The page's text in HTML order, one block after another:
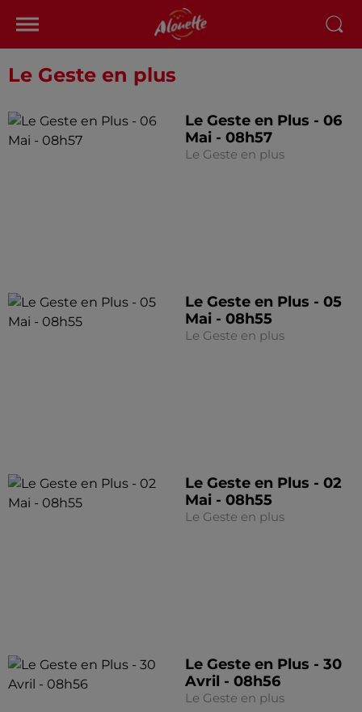
Le Geste en plus
Le Geste en Plus - 06
Mai - 08h57
Le Geste en plus
Le Geste en Plus - 05
Mai - 08h55
Le Geste en plus
Le Geste en Plus - 02
Mai - 08h55
Le Geste en plus
Le Geste en Plus - 30
Avril - 08h56
Le Geste en plus